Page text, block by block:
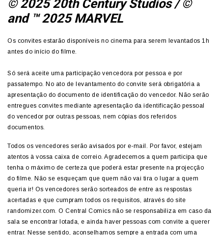
© 2025 20th Century Studios / ©
and ™ 2025 MARVEL
Os convites estarão disponíveis no cinema para serem levantados 1h
antes do início do filme.
Só será aceite uma participação vencedora por pessoa e por
passatempo. No ato de levantamento do convite será obrigatória a
apresentação do documento de identificação do vencedor. Não serão
entregues convites mediante apresentação da identificação pessoal
do vencedor por outras pessoas, nem cópias dos referidos
documentos.
Todos os vencedores serão avisados por e-mail. Por favor, estejam
atentos à vossa caixa de correio. Agradecemos a quem participa que
tenha o máximo de certeza que poderá estar presente na projecção
do filme. Não se esqueçam que quem não vai tira o lugar a quem
queria ir! Os vencedores serão sorteados de entre as respostas
acertadas e que cumpram todos os requisitos, através do site
randomizer.com. O Central Comics não se responsabiliza em caso da
sala se encontrar lotada, e ainda haver pessoas com convite a querer
entrar. Nesse sentido, aconselhamos sempre a entrada com uma